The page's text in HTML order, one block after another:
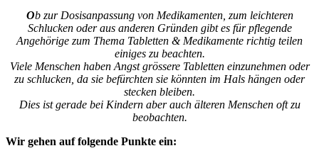
Ob zur Dosisanpassung von Medikamenten, zum leichteren
Schlucken oder aus anderen Gründen gibt es für pflegende
Angehörige zum Thema Tabletten & Medikamente richtig teilen
einiges zu beachten.
Viele Menschen haben Angst grössere Tabletten einzunehmen oder
zu schlucken, da sie befürchten sie könnten im Hals hängen oder
stecken bleiben.
Dies ist gerade bei Kindern aber auch älteren Menschen oft zu
beobachten.
Wir gehen auf folgende Punkte ein: